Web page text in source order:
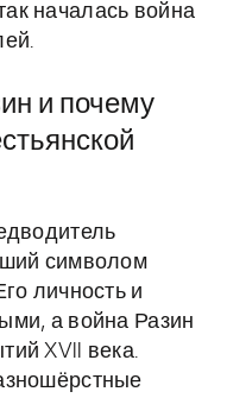
началась война
и почему
символом
личность и
а война Разин
XVII века.